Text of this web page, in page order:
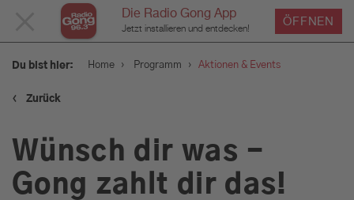
Die Radio Gong App
Jetzt installieren und entdecken!
ÖFFNEN
SCHLIESSEN
Programm
Du bist hier: Home › Programm › Aktionen & Events
‹ Zurück
Wünsch dir was -
Gong zahlt dir das!